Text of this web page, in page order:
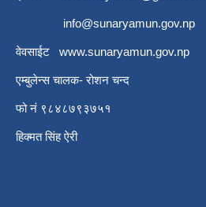
info@sunaryamun.gov.np
वेवसाईट www.sunaryamun.gov.np
एम्बुलेन्स चालक- रोशन चन्द
फो नं ९८४८७९३७५१
हिक्मत सिंह ऐरी